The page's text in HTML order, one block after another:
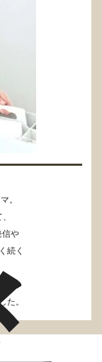
。
信や
続く
内の
た。